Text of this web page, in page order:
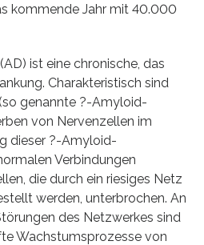
kommende Jahr mit 40.000
ist eine chronische, das
Charakteristisch sind
genannte ?-Amyloid-
von Nervenzellen im
dieser ?-Amyloid-
Verbindungen
die durch ein riesiges Netz
werden, unterbrochen. An
des Netzwerkes sind
Wachstumsprozesse von